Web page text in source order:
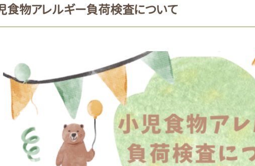
食物アレルギー負荷検査について